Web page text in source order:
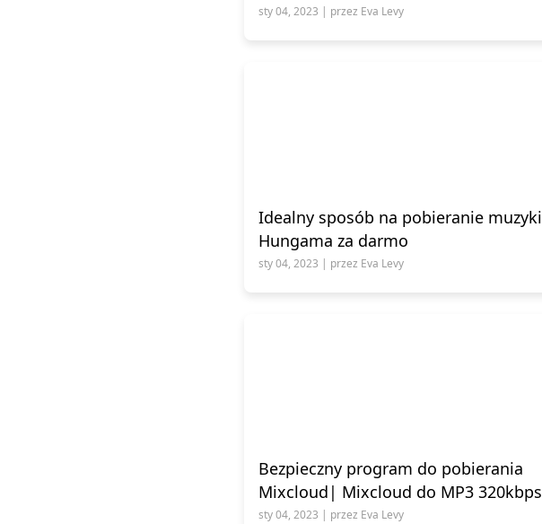
sty 04, 2023 | przez Eva Levy
Idealny sposób na pobieranie muzyki
Hungama za darmo
sty 04, 2023 | przez Eva Levy
Bezpieczny program do pobierania
Mixcloud| Mixcloud do MP3 320kbps
sty 04, 2023 | przez Eva Levy